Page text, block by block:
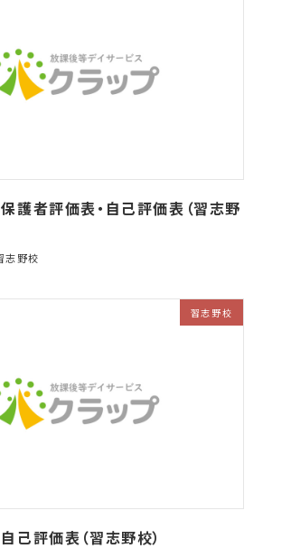
者評価表・自己評価表（習志野
志野校
習志野校
評価表（習志野校）